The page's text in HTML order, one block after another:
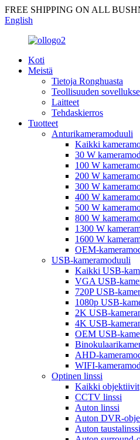
FREE SHIPPING ON ALL
English
Koti
Meistä
Tietoja Ronghuasta
Teollisuuden
Laitteet
Tehdaskierros
Tuotteet
Anturikameramoduuli
Kaikki
30 W
100 W
200 W
300 W
400 W
500 W
800 W
1300 W
1600 W
OEM-
USB-kameramoduuli
Kaikki USB-
VGA USB-
720P USB-
1080p USB-
2K USB-
4K USB-
OEM USB-
AHD-
WIFI-
Optinen linssi
Kaikki objektiivit
CCTV linssi
Auton linssi
Auton DVR-
Auton taustalinssi